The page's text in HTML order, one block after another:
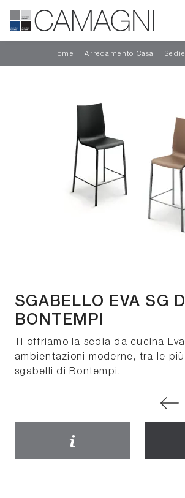
Home -Arredamento Casa -Sedie
SGABELLO EVA SG DI
BONTEMPI
Ti offriamo la sedia da cucina
ambientazioni moderne, tra le
sgabelli di Bontempi.